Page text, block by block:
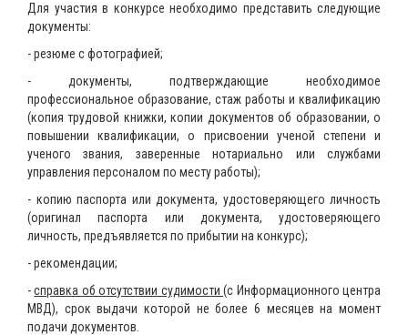
Для участия в конкурсе необходимо представить следующие
документы:
- резюме с фотографией;
- документы, подтверждающие необходимое
профессиональное образование, стаж работы и квалификацию
(копия трудовой книжки, копии документов об образовании, о
повышении квалификации, о присвоении ученой степени и
ученого звания, заверенные нотариально или службами
управления персоналом по месту работы);
- копию паспорта или документа, удостоверяющего личность
(оригинал паспорта или документа, удостоверяющего
личность, предъявляется по прибытии на конкурс);
- рекомендации;
-справка об отсутствии судимости(с Информационного центра
МВД), срок выдачи которой не более 6 месяцев на момент
подачи документов.